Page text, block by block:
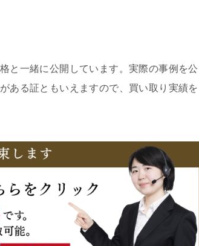
と一緒に公開しています。実際の事例を公
ある証ともいえますので、買い取り実績を